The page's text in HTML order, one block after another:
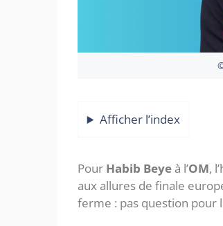
Afficher l’index
Pour Habib Beyeà l’OM,
aux allures de finale
ferme : pas question pour